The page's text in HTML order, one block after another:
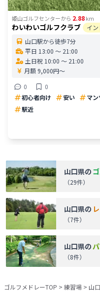
姫山ゴルフセンターから 2.88km
わいわいゴルフクラブ
イン
山口駅から徒歩7分
平日 13:00 〜 21:00
土日祝 10:00 〜 21:00
月額 9,000円〜
0
0
初心者向け
安い
マ
駅近
山口県の
（29件）
山口県の
（7件）
山口県の
（8件）
ゴルフメドレーTOP > 練習場 > 山